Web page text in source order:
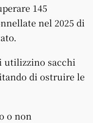
145
nel 2025 di
utilizzino sacchi
di ostruire le
o non